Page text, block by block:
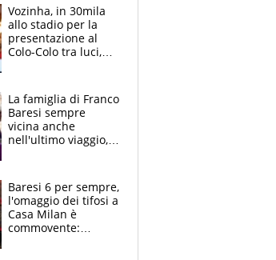
Vozinha, in 30mila
allo stadio per la
presentazione al
Colo-Colo tra luci,
La famiglia di Franco
Baresi sempre
vicina anche
nell'ultimo viaggio,
circondati
dall'affetto dei tifosi
Baresi 6 per sempre,
l'omaggio dei tifosi a
Casa Milan è
commovente: